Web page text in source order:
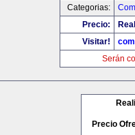
Categorias:
Precio:
Visitar!
Serán
Precio